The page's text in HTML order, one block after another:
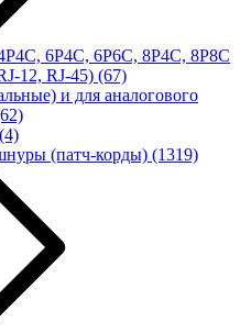
6P4C, 6P6C, 8P4C, 8P8C
12, RJ-45) (67)
и для аналогового
(4)
(патч-корды) (1319)